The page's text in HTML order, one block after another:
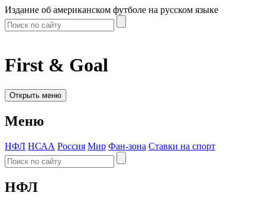
Издание об американском футболе на русском языке
First & Goal
Открыть меню
Меню
НФЛ НСАА Россия Мир Фан-зона Ставки на спорт
НФЛ